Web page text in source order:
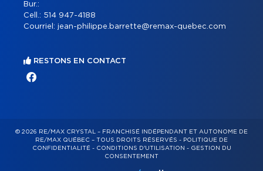
Bur.:
Cell.: 514 947-4188
Courriel: jean-philippe.barrette@remax-quebec.com
RESTONS EN CONTACT
© 2026 RE/MAX CRYSTAL – FRANCHISÉ INDÉPENDANT ET AUTONOME DE
RE/MAX QUÉBEC – TOUS DROITS RÉSERVÉS - POLITIQUE DE
CONFIDENTIALITÉ- CONDITIONS D'UTILISATION - GESTION DU
CONSENTEMENT